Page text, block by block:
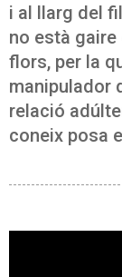
i al llarg del
no està
flors, per la
manipulador
relació
coneix posa